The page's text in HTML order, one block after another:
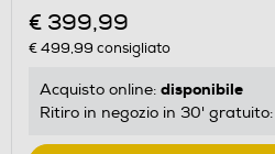
€ 399,99
€ 499,99 consigliato
Acquisto online: disponibile
Ritiro in negozio in 30' gratuito: